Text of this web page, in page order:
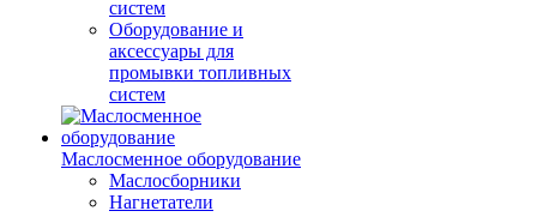
систем
Оборудование и
аксессуары для
промывки топливных
систем
Маслосменное оборудование
Маслосборники
Нагнетатели